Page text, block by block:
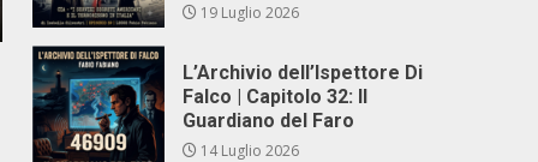
19 Luglio 2026
L’Archivio dell’Ispettore Di
Falco | Capitolo 32: Il
Guardiano del Faro
14 Luglio 2026